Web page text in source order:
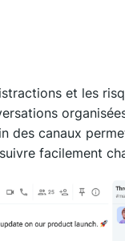
et les
des canaux
facilement